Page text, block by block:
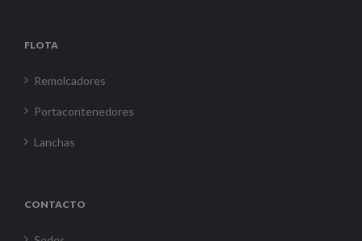
FLOTA
Remolcadores
Portacontenedores
Lanchas
CONTACTO